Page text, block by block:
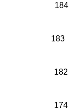
184
183
182
174